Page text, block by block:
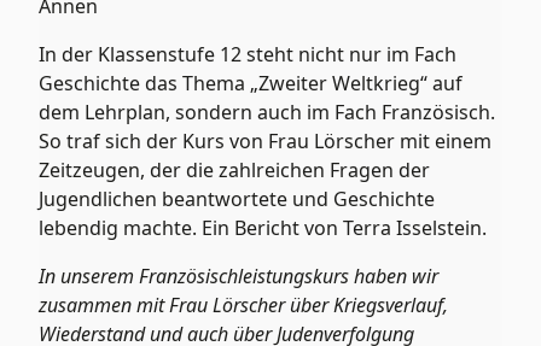
Annen
In der Klassenstufe 12 steht nicht nur im Fach
Geschichte das Thema „Zweiter Weltkrieg“ auf
dem Lehrplan, sondern auch im Fach Französisch.
So traf sich der Kurs von Frau Lörscher mit einem
Zeitzeugen, der die zahlreichen Fragen der
Jugendlichen beantwortete und Geschichte
lebendig machte. Ein Bericht von Terra Isselstein.
In unserem Französischleistungskurs haben wir
zusammen mit Frau Lörscher über Kriegsverlauf,
Wiederstand und auch über Judenverfolgung